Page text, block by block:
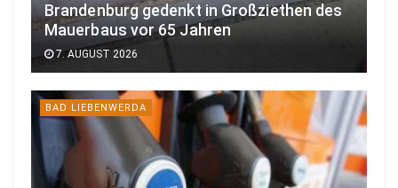
Brandenburg gedenkt in Großziethen des
Mauerbaus vor 65 Jahren
7. AUGUST 2026
BAD LIEBENWERDA